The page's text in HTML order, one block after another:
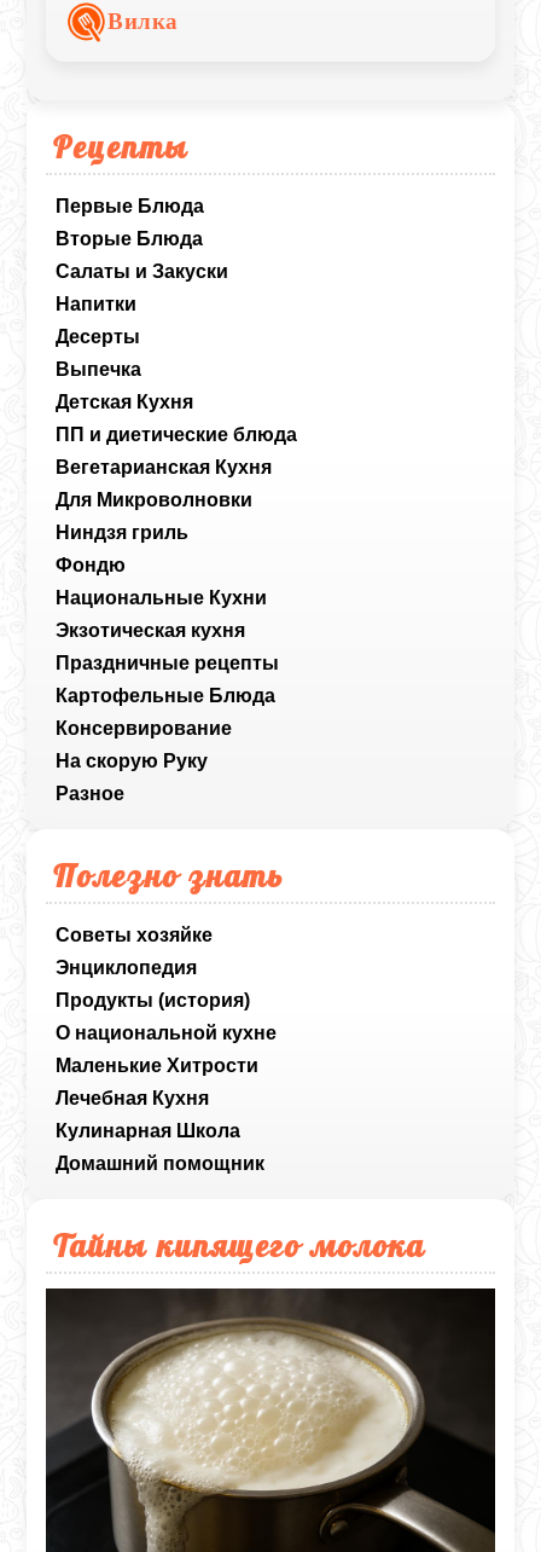
Рецепты
Первые Блюда
Вторые Блюда
Салаты и Закуски
Напитки
Десерты
Выпечка
Детская Кухня
ПП и диетические блюда
Вегетарианская Кухня
Для Микроволновки
Ниндзя гриль
Фондю
Национальные Кухни
Экзотическая кухня
Праздничные рецепты
Картофельные Блюда
Консервирование
На скорую Руку
Разное
Полезно знать
Советы хозяйке
Энциклопедия
Продукты (история)
О национальной кухне
Маленькие Хитрости
Лечебная Кухня
Кулинарная Школа
Домашний помощник
Тайны кипящего молока
подходящее как для повседневного
ужина, так и для праздничного стола.
Вилка